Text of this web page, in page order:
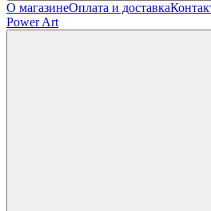
О магазинеОплата и доставка
Power Art